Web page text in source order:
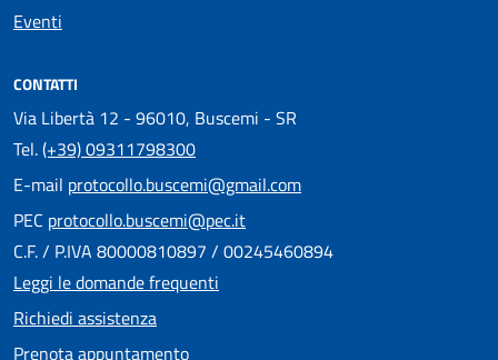
Eventi
CONTATTI
Via Libertà 12 - 96010, Buscemi - SR
Tel.(+39) 09311798300
E-mail protocollo.buscemi@gmail.com
PEC protocollo.buscemi@pec.it
C.F. / P.IVA 80000810897 / 00245460894
Leggi le domande frequenti
Richiedi assistenza
Prenota appuntamento